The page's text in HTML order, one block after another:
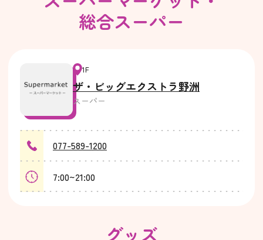
総合スーパー
1F
ザ・ビッグエクストラ野洲
スーパー
077-589-1200
7:00~21:00
グッズ